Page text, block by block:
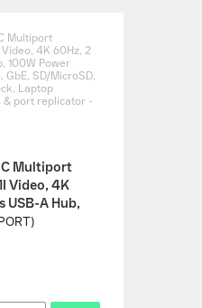
C Multiport
Video, 4K
USB-A Hub,
Pass-
& port